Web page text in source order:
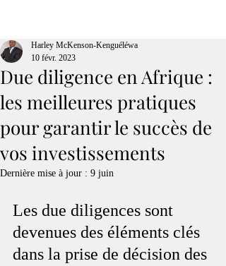
Due diligence en Afrique :
les meilleures pratiques
pour garantir le succès de
vos investissements
Harley McKenson-Kenguéléwa
10 févr. 2023
Dernière mise à jour : 9 juin
Les due diligences sont
devenues des éléments clés
dans la prise de décision des